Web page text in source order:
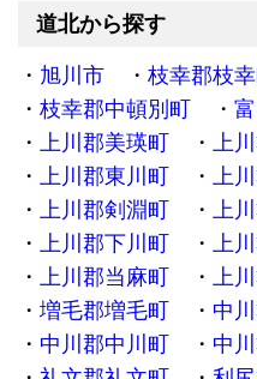
道北から探す
旭川市 枝幸郡枝幸
枝幸郡中頓別町
上川郡美瑛町
上
上川郡東川町
上川
上川郡剣淵町
上川
上川郡下川町
上川
上川郡当麻町
上川
増毛郡増毛町
中
中川郡中川町
中